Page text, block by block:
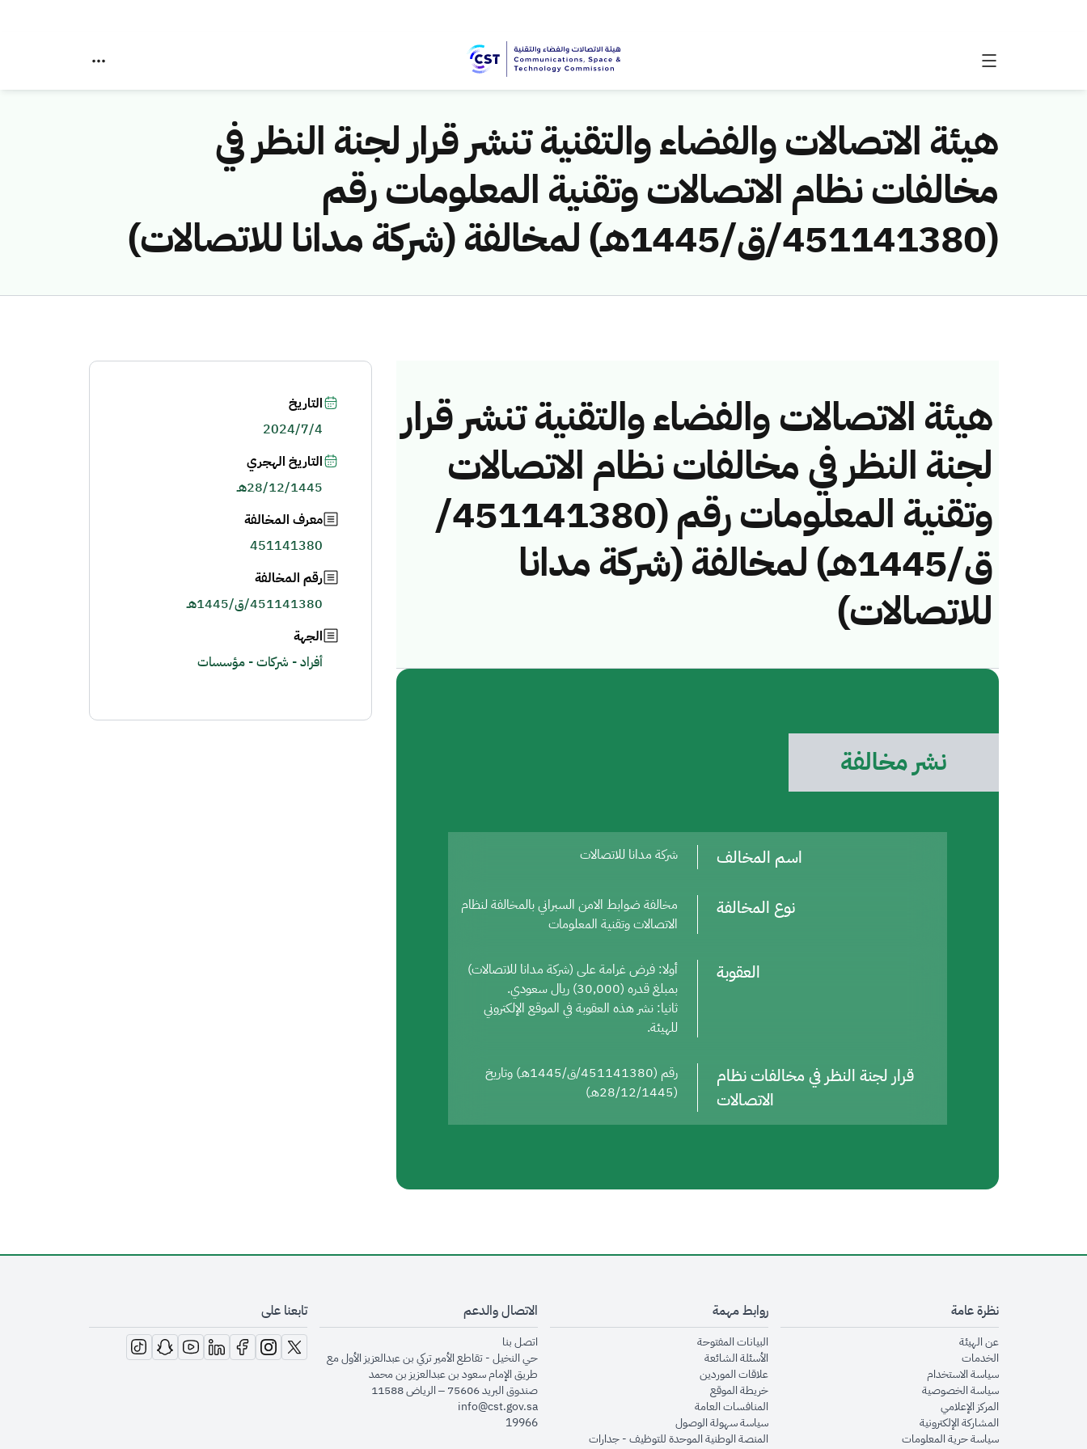
هيئة الاتصالات والفضاء والتقنية تنشر قرار لجنة النظر في
مخالفات نظام الاتصالات وتقنية المعلومات رقم
(451141380/ق/1445هـ) لمخالفة (شركة مدانا للاتصالات)
هيئة الاتصالات والفضاء والتقنية تنشر قرار
لجنة النظر في مخالفات نظام الاتصالات
وتقنية المعلومات رقم (451141380/
ق/1445هـ) لمخالفة (شركة مدانا
للاتصالات)
نشر مخالفة
اسم المخالف شركة مدانا للاتصالات
نوع المخالفة
مخالفة ضوابط الامن السبراني بالمخالفة لنظام
الاتصالات وتقنية المعلومات
العقوبة
أولا: فرض غرامة على (شركة مدانا للاتصالات)
بمبلغ قدره (30,000) ريال سعودي.
ثانيا: نشر هذه العقوبة في الموقع الإلكتروني
للهيئة.
قرار لجنة النظر في مخالفات نظام
الاتصالات
رقم (451141380/ق/1445هـ) وتاريخ
(28/12/1445هـ)
التاريخ
2024/7/4
التاريخ الهجري
28/12/1445هـ
معرف المخالفة
451141380
رقم المخالفة
451141380/ق/1445هـ
الجهة
أفراد - شركات - مؤسسات
نظرة عامة
عن الهيئةopens in new window
الخدماتopens in new window
سياسة الاستخدام
سياسة الخصوصيةopens in new window
المركز الإعلاميopens in new window
المشاركة الإلكترونيةopens in new window
سياسة حرية المعلوماتopens in new window
روابط مهمة
البيانات المفتوحةopens in new window
الأسئلة الشائعةopens in new window
علاقات الموردينopens in new window
خريطة الموقعopens in new window
المنافسات العامةopens in new window
سياسة سهولة الوصولopens in new window
المنصة الوطنية الموحدة للتوظيف - جداراتopens in new window
الاتصال والدعم
اتصل بنا
حي النخيل - تقاطع الأمير تركي بن عبدالعزيز الأول مع
طريق الإمام سعود بن عبدالعزيز بن محمد
صندوق البريد 75606 – الرياض 11588
info@cst.gov.sa
19966
تابعنا على
opens in new window
opens in new window
opens in new window
opens in new window
opens in new window
opens in new window
opens in new window